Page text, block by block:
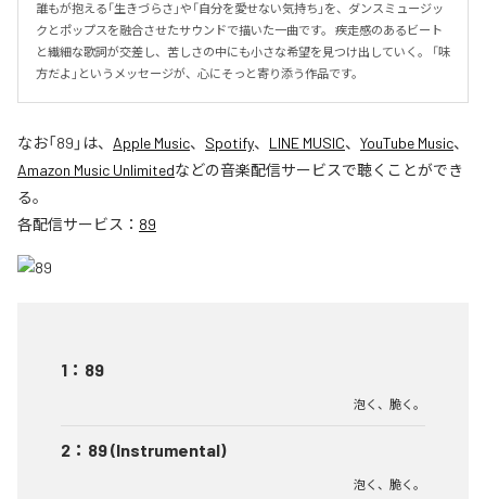
誰もが抱える「生きづらさ」や「自分を愛せない気持ち」を、ダンスミュージッ
クとポップスを融合させたサウンドで描いた一曲です。 疾走感のあるビート
と繊細な歌詞が交差し、苦しさの中にも小さな希望を見つけ出していく。 「味
方だよ」というメッセージが、心にそっと寄り添う作品です。
なお「89 」は、 Apple Music、 Spotify、 LINE MUSIC、 YouTube Music、
Amazon Music Unlimitedなどの音楽配信サービスで聴くことができ
る。
各配信サービス： 89
1 ： 89
泡く、脆く。
2 ： 89 (Instrumental)
泡く、脆く。